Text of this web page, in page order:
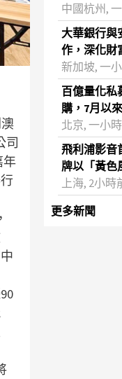
司
年
中國杭州,
大華銀行與
作，深化財
新加坡, 一
百億量化私
購，7月以
北京, 一小
飛利浦影音
牌以「黃色
上海, 2小時
更多新聞